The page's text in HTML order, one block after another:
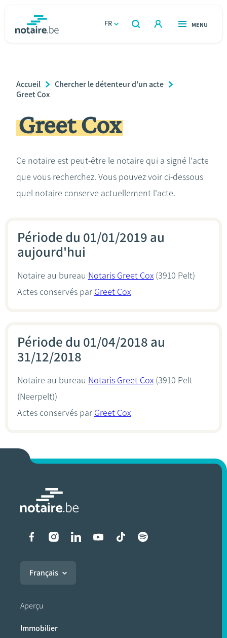
FR
OUVERT
RECHERCHER
OUVERT
MENU
Relations et vivre ensemble
Héritage et donations
Le notaire
Breadcrumb
Accueil
Chercher le détenteur d'un acte
Greet Cox
Greet Cox
Ce notaire est peut-être le notaire qui a signé l'acte
que vous recherchez. Vous pouvez voir ci-dessous
quel notaire conserve actuellement l'acte.
Période du 01/01/2019 au
aujourd'hui
Notaire au bureau Notaris Greet Cox (3910 Pelt)
Actes conservés par Greet Cox
Période du 01/04/2018 au
31/12/2018
Notaire au bureau Notaris Greet Cox (3910 Pelt
(Neerpelt))
Actes conservés par Greet Cox
Liens vers les réseaux
Français
Aperçu
Immobilier